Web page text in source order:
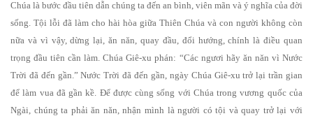
Chúa là bước đầu tiên dẫn chúng ta đến an bình, viên mãn và ý nghĩa của đời
sống. Tội lỗi đã làm cho hài hòa giữa Thiên Chúa và con người không còn
nữa và vì vậy, dừng lại, ăn năn, quay đầu, đổi hướng, chính là điều quan
trọng đầu tiên cần làm. Chúa Giê-xu phán: “Các ngươi hãy ăn năn vì Nước
Trời đã đến gần.” Nước Trời đã đến gần, ngày Chúa Giê-xu trở lại trần gian
để làm vua đã gần kề. Để được cùng sống với Chúa trong vương quốc của
Ngài, chúng ta phải ăn năn, nhận mình là người có tội và quay trở lại với